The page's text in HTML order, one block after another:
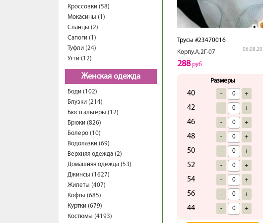
Кроссовки (58)
Мокасины (1)
Сланцы (2)
Сапоги (1)
Туфли (24)
Угги (12)
Женская одежда
Боди (102)
Блузки (214)
Бюстгальтеры (12)
Брюки (826)
Болеро (10)
Водолазки (69)
Верхняя одежда (2)
Домашняя одежда (53)
Джинсы (1627)
Жилеты (407)
Кофты (685)
Куртки (679)
Костюмы (4193)
Трусы #23470016
Корпу.А.2Г-07
288руб
Размеры
40 - +
42 - +
46 - +
48 - +
50 - +
52 - +
54 - +
56 - +
44 - +